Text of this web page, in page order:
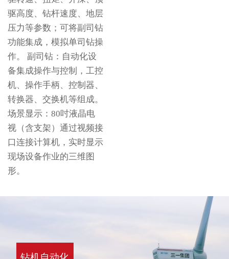
驱高度、钻杆速度、地层
压力等参数；可将副司钻
功能集成，模拟单司钻操
作。 副司钻：自动化设
备集成操作与控制，工控
机、操作手柄、控制器、
转换器、交换机等组成。
场景显示：80吋液晶电
视（含支架）通过视频接
口连接计算机，实时显示
现场设备作业的三维图
形。